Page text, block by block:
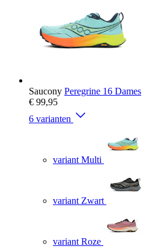
Saucony Peregrine 16 Dames
€ 99,95
6 varianten
variant Multi
variant Zwart
variant Roze